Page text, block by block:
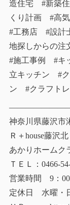
造住宅 #新築
くり計画 #高
#工務店 #設計
地探しからの注
#施工事例 #キ
立キッチン #
ン #クラフト
神奈川県藤沢市
Ｒ＋house藤沢北
あかりホームク
ＴＥＬ：0466-
営業時間 9：00
定休日 水曜・